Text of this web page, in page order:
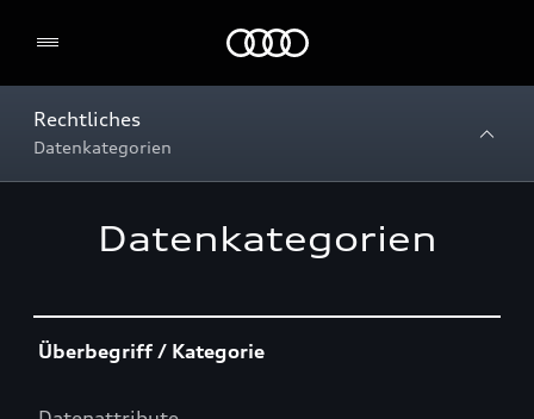
Rechtliches
Datenkategorien
Datenkategorien
Überbegriff / Kategorie